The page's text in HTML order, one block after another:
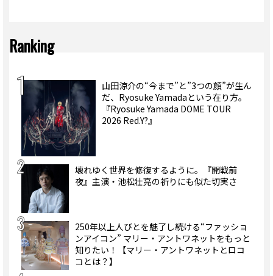
Ranking
山田涼介の“今まで”と”3つの顔”が生ん
だ、Ryosuke Yamadaという在り方。
『Ryosuke Yamada DOME TOUR
2026 Red.Y?』
壊れゆく世界を修復するように。『開戦前
夜』主演・池松壮亮の祈りにも似た切実さ
250年以上人びとを魅了し続ける“ファッショ
ンアイコン” マリー・アントワネットをもっと
知りたい！【マリー・アントワネットとロコ
コとは？】